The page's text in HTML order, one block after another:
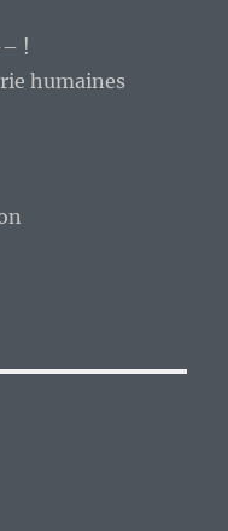
!
humaines